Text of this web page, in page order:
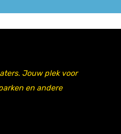
Jouw plek voor
en andere